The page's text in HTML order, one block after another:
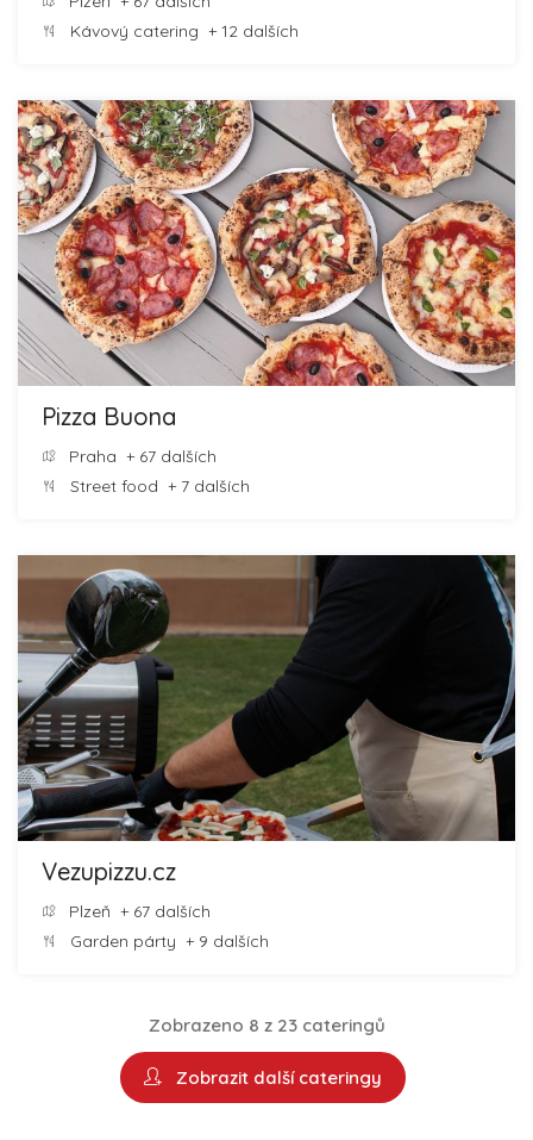
Kávový catering + 12 dalších
Pizza Buona
Praha + 67 dalších
Street food + 7 dalších
Vezupizzu.cz
Plzeň + 67 dalších
Garden párty + 9 dalších
Zobrazeno 8 z 23 cateringů
Zobrazit další cateringy